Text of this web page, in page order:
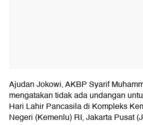
Ajudan Jokowi, AKBP Syarif
mengatakan tidak ada undangan
Hari Lahir Pancasila di Kompleks
Negeri (Kemenlu) RI, Jakarta Pusat